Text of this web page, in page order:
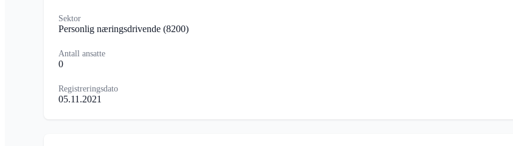
Sektor
Personlig næringsdrivende (8200)
Antall ansatte
0
Registreringsdato
05.11.2021